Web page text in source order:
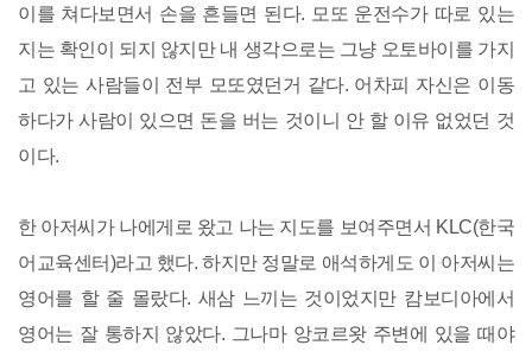
이를 쳐다보면서 손을 흔들면 된다. 모또 운전수가 따로 있는
지는 확인이 되지 않지만 내 생각으로는 그냥 오토바이를 가지
고 있는 사람들이 전부 모또였던거 같다. 어차피 자신은 이동
하다가 사람이 있으면 돈을 버는 것이니 안 할 이유 없었던 것
이다.
한 아저씨가 나에게로 왔고 나는 지도를 보여주면서 KLC(한국
어교육센터)라고 했다. 하지만 정말로 애석하게도 이 아저씨는
영어를 할 줄 몰랐다. 새삼 느끼는 것이었지만 캄보디아에서
영어는 잘 통하지 않았다. 그나마 앙코르왓 주변에 있을 때야